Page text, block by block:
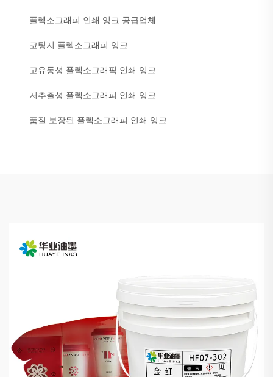
플렉소그래피 인쇄 잉크 공급업체
코팅지 플렉소그래피 잉크
고유동성 플렉소그래픽 인쇄 잉크
저추출성 플렉소그래피 인쇄 잉크
품질 보장된 플렉소그래피 인쇄 잉크